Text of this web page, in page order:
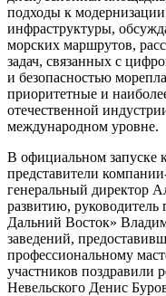
подходы к
инфраструктуры,
морских маршрутов,
задач, связанных с
и безопасностью
приоритетные и
отечественной
международном уровне.
В официальном запуске
представители
генеральный директор
развитию, руководитель
Дальний Восток»
заведений,
профессиональному
участников
Невельского Денис